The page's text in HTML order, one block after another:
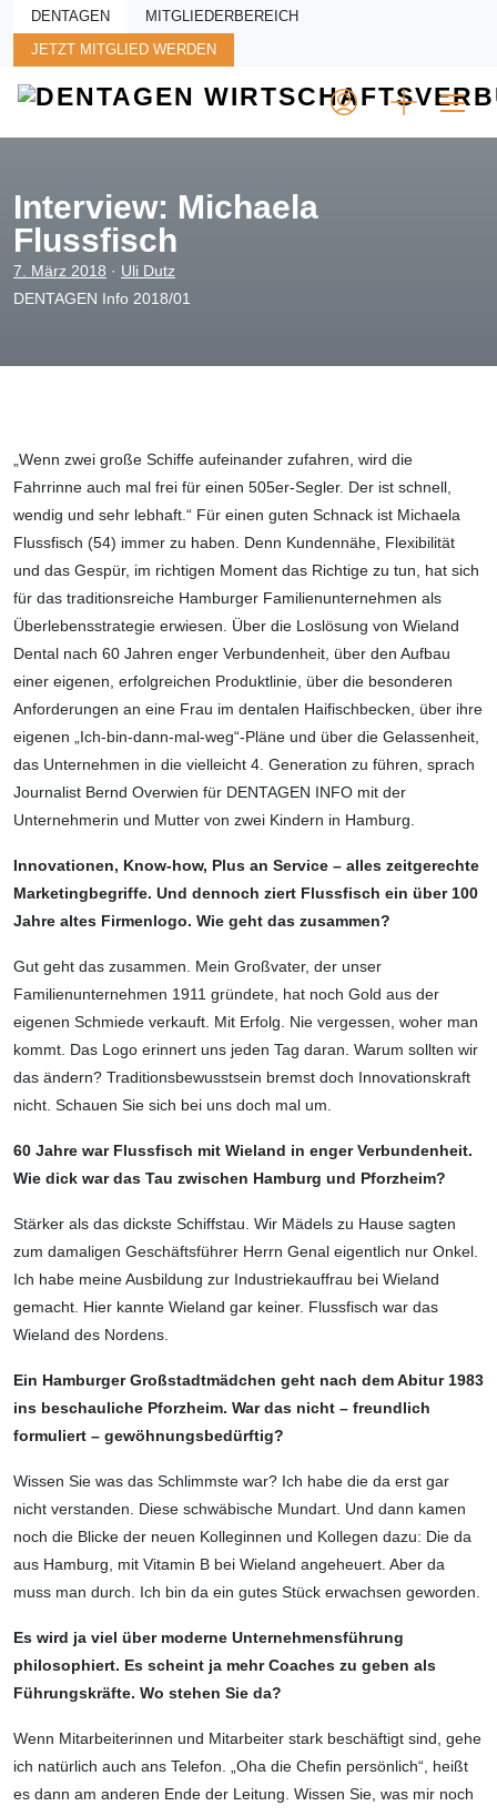
Skip to main content
DENTAGEN MITGLIEDERBEREICH
JETZT MITGLIED WERDEN
Interview: Michaela
Flussfisch
7. März 2018 · Uli Dutz
DENTAGEN Info 2018/01
„Wenn zwei große Schiffe aufeinander zufahren, wird die
Fahrrinne auch mal frei für einen 505er-Segler. Der ist schnell,
wendig und sehr lebhaft.“ Für einen guten Schnack ist Michaela
Flussfisch (54) immer zu haben. Denn Kundennähe, Flexibilität
und das Gespür, im richtigen Moment das Richtige zu tun, hat sich
für das traditions­reiche Hamburger Familienunternehmen als
Überlebensstrategie erwiesen. Über die Loslösung von Wieland
Dental nach 60 Jahren enger Verbundenheit, über den Aufbau
einer eigenen, erfolgreichen Produktlinie, über die besonderen
Anforderungen an eine Frau im dentalen Haifischbecken, über ihre
eigenen „Ich-bin-dann-mal-weg“-Pläne und über die Gelassenheit,
das Unternehmen in die vielleicht 4. Generation zu führen, sprach
Journalist Bernd Overwien für DENTAGEN INFO mit der
Unternehmerin und Mutter von zwei Kindern in Hamburg.
Innovationen, Know-how, Plus an Service – alles zeitgerechte
Marketingbegriffe. Und dennoch ziert Flussfisch ein über 100
Jahre altes Firmenlogo. Wie geht das zusammen?
Gut geht das zusammen. Mein Großvater, der unser
Familienunter­nehmen 1911 gründete, hat noch Gold aus der
eigenen Schmiede verkauft. Mit Erfolg. Nie vergessen, woher man
kommt. Das Logo erinnert uns jeden Tag daran. Warum sollten wir
das ändern? Traditionsbewusstsein bremst doch Innovationskraft
nicht. Schauen Sie sich bei uns doch mal um.
60 Jahre war Flussfisch mit Wieland in enger Verbundenheit.
Wie dick war das Tau zwischen Hamburg und Pforzheim?
Stärker als das dickste Schiffstau. Wir Mädels zu Hause sagten
zum damaligen Geschäftsführer Herrn Genal eigentlich nur Onkel.
Ich habe meine Ausbildung zur Industriekauffrau bei Wieland
gemacht. Hier kannte Wieland gar keiner. Flussfisch war das
Wieland des Nordens.
Ein Hamburger Großstadtmädchen geht nach dem Abitur 1983
ins beschauliche Pforzheim. War das nicht – freundlich
formuliert – gewöhnungsbedürftig?
Wissen Sie was das Schlimmste war? Ich habe die da erst gar
nicht verstanden. Diese schwäbische Mundart. Und dann kamen
noch die Blicke der neuen Kollegin­nen und Kollegen dazu: Die da
aus Hamburg, mit Vitamin B bei Wieland angeheuert. Aber da
muss man durch. Ich bin da ein gutes Stück erwachsen geworden.
Es wird ja viel über moderne Unter­nehmensführung
philosophiert. Es scheint ja mehr Coaches zu geben als
Führungskräfte. Wo stehen Sie da?
Wenn Mitarbeiterinnen und Mitarbeiter stark beschäftigt sind, gehe
ich natürlich auch ans Telefon. „Oha die Chefin persönlich“, heißt
es dann am anderen Ende der Leitung. Wissen Sie, was mir noch